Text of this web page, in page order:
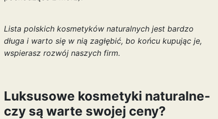
Lista polskich kosmetyków naturalnych jest bardzo
długa i warto się w nią zagłębić, bo końcu kupując je,
wspierasz rozwój naszych firm.
Luksusowe kosmetyki naturalne-
czy są warte swojej ceny?